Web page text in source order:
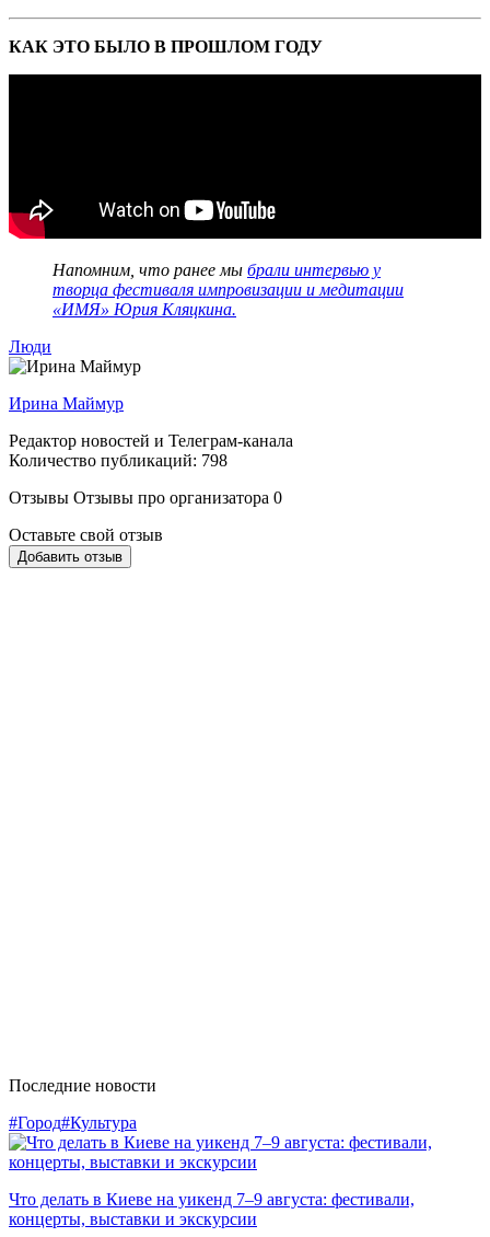
КАК ЭТО БЫЛО В ПРОШЛОМ ГОДУ
Напомним, что ранее мы брали интервью у
творца фестиваля импровизации и медитации
«ИМЯ» Юрия Кляцкина.
Люди
Ирина Маймур
Редактор новостей и Телеграм-канала
Количество публикаций: 798
Отзывы Отзывы про организатора 0
Оставьте свой отзыв
Добавить отзыв
Последние новости
#Город#Культура
Что делать в Киеве на уикенд 7–9 августа: фестивали,
концерты, выставки и экскурсии